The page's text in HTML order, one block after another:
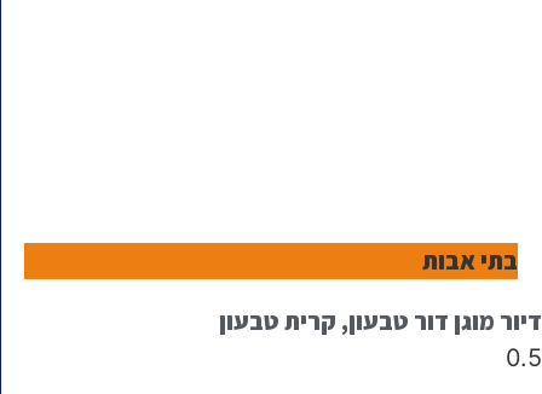
בתי אבות
דיור מוגן דור טבעון, קרית טבעון